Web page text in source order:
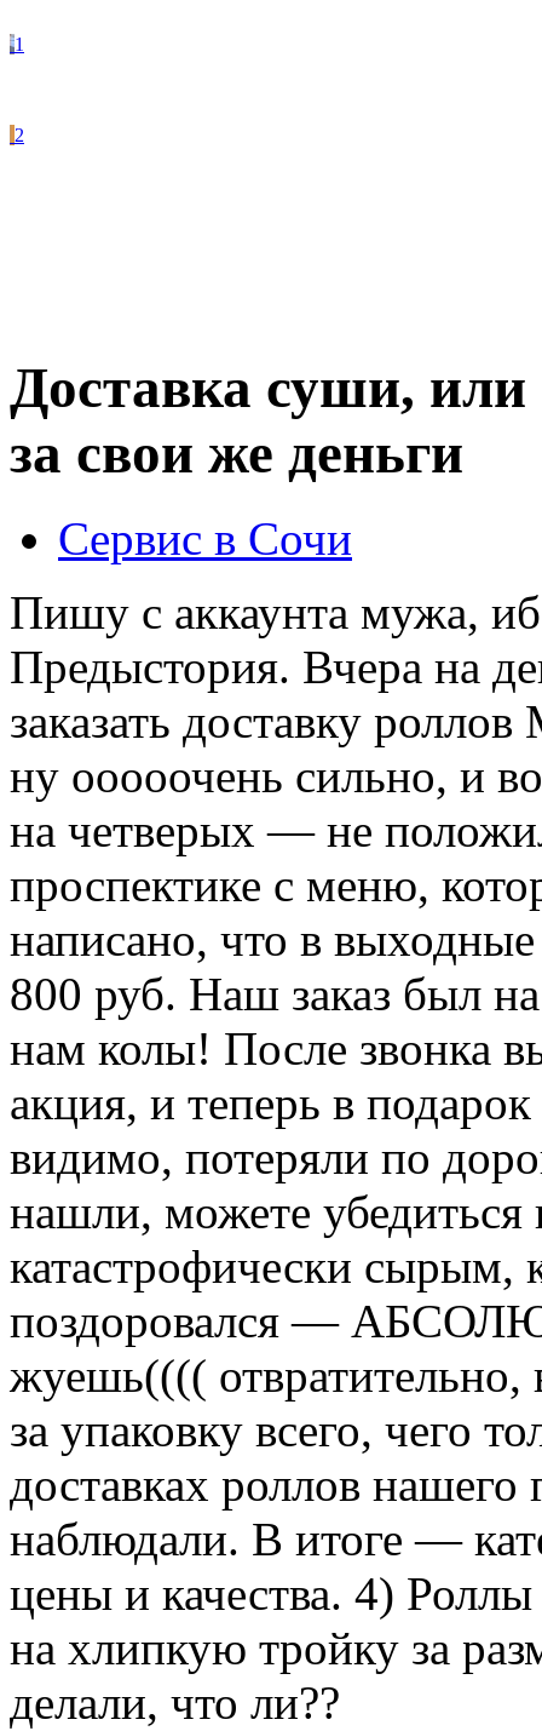
1
2
Доставка суши, или
за свои же деньги
Сервис в Сочи
Пишу с аккаунта мужа,
Предыстория. Вчера на
заказать доставку
ну ооооочень сильно, и
на четверых — не
проспектике с меню,
написано, что в
800 руб. Наш заказ был
нам колы! После звонка
акция, и теперь в
видимо, потеряли по
нашли, можете
катастрофически сырым,
поздоровался —
жуешь((((
за упаковку всего, чего
доставках роллов нашего
наблюдали. В итоге —
цены и качества. 4)
на хлипкую тройку за
делали, что ли??